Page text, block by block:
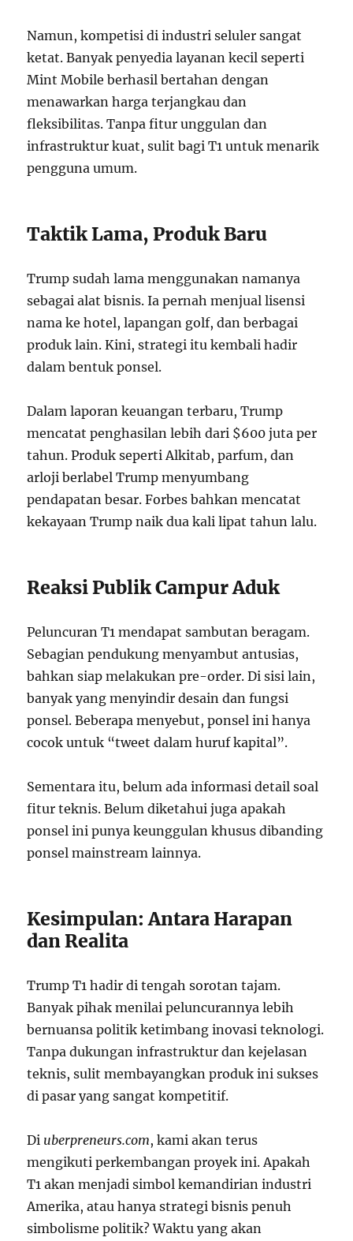
Namun, kompetisi di industri seluler sangat
ketat. Banyak penyedia layanan kecil seperti
Mint Mobile berhasil bertahan dengan
menawarkan harga terjangkau dan
fleksibilitas. Tanpa fitur unggulan dan
infrastruktur kuat, sulit bagi T1 untuk menarik
pengguna umum.
Taktik Lama, Produk Baru
Trump sudah lama menggunakan namanya
sebagai alat bisnis. Ia pernah menjual lisensi
nama ke hotel, lapangan golf, dan berbagai
produk lain. Kini, strategi itu kembali hadir
dalam bentuk ponsel.
Dalam laporan keuangan terbaru, Trump
mencatat penghasilan lebih dari $600 juta per
tahun. Produk seperti Alkitab, parfum, dan
arloji berlabel Trump menyumbang
pendapatan besar. Forbes bahkan mencatat
kekayaan Trump naik dua kali lipat tahun lalu.
Reaksi Publik Campur Aduk
Peluncuran T1 mendapat sambutan beragam.
Sebagian pendukung menyambut antusias,
bahkan siap melakukan pre-order. Di sisi lain,
banyak yang menyindir desain dan fungsi
ponsel. Beberapa menyebut, ponsel ini hanya
cocok untuk “tweet dalam huruf kapital”.
Sementara itu, belum ada informasi detail soal
fitur teknis. Belum diketahui juga apakah
ponsel ini punya keunggulan khusus dibanding
ponsel mainstream lainnya.
Kesimpulan: Antara Harapan
dan Realita
Trump T1 hadir di tengah sorotan tajam.
Banyak pihak menilai peluncurannya lebih
bernuansa politik ketimbang inovasi teknologi.
Tanpa dukungan infrastruktur dan kejelasan
teknis, sulit membayangkan produk ini sukses
di pasar yang sangat kompetitif.
Di uberpreneurs.com, kami akan terus
mengikuti perkembangan proyek ini. Apakah
T1 akan menjadi simbol kemandirian industri
Amerika, atau hanya strategi bisnis penuh
simbolisme politik? Waktu yang akan